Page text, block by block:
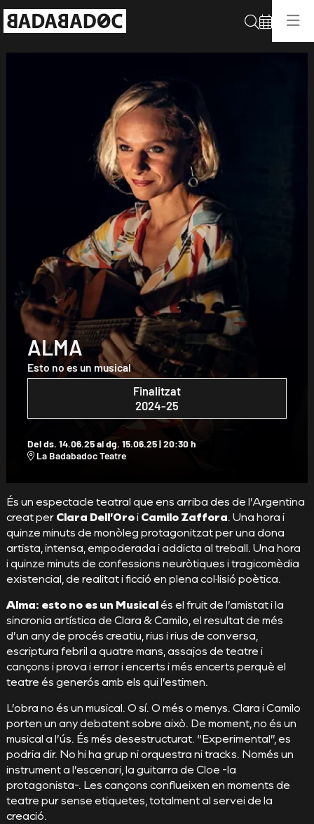
Cerca
ALMA
Esto no es un musical
Finalitzat
2024-25
Del ds. 14.06.25al dg. 15.06.25|20:30 h
La Badabadoc Teatre
És un espectacle teatral que ens arriba des de l’Argentina
creat per Clara Dell’Oroi Camilo Zaffora. Una hora i
quinze minuts de monòleg protagonitzat per una dona
artista, intensa, empoderada i addicta al treball. Una hora
i quinze minuts de confessions neuròtiques i tragicomèdia
existencial, de realitat i ficció en plena col·lisió poètica.
Alma: esto no es un Musicalés el fruit de l’amistat i la
sincronia artística de Clara & Camilo, el resultat de més
d’un any de procés creatiu, rius i rius de conversa,
escriptura febril a quatre mans, assajos de teatre i
cançons i prova i error i encerts i més encerts perquè el
teatre és generós amb els qui l’estimen.
L’obra no és un musical. O sí. O més o menys. Clara i Camilo
porten un any debatent sobre això. De moment, no és un
musical a l’ús. És més desestructurat. “Experimental”, es
podria dir. No hi ha grup ni orquestra ni tracks. Només un
instrument a l’escenari, la guitarra de Cloe -la
protagonista-. Les cançons conflueixen en moments de
teatre pur sense etiquetes, totalment al servei de la
creació.